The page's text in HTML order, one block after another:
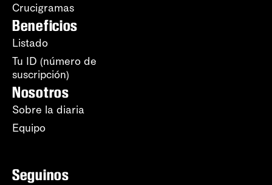
Crucigramas
Beneficios
Listado
Tu ID (número de
suscripción)
Nosotros
Sobre la diaria
Equipo
Seguinos